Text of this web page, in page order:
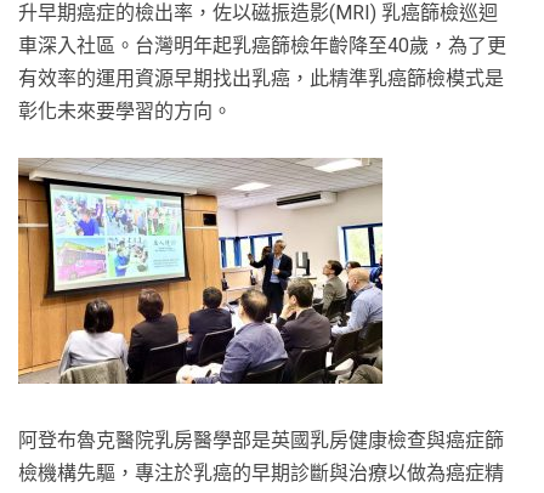
升早期癌症的檢出率，佐以磁振造影(MRI) 乳癌篩檢巡迴
車深入社區。台灣明年起乳癌篩檢年齡降至40歲，為了更
有效率的運用資源早期找出乳癌，此精準乳癌篩檢模式是
彰化未來要學習的方向。
阿登布魯克醫院乳房醫學部是英國乳房健康檢查與癌症篩
檢機構先驅，專注於乳癌的早期診斷與治療以做為癌症精